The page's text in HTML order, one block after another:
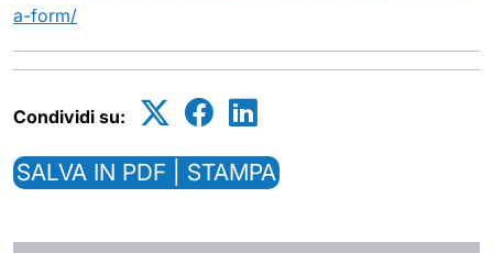
a-form/
Condividi su:
SALVA IN PDF | STAMPA